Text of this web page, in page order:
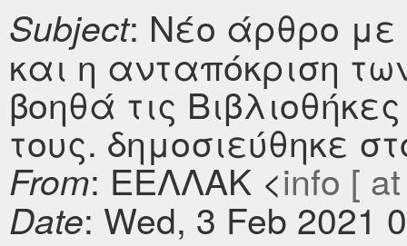
Subject: Νέο άρθρο
και η ανταπόκριση
βοηθά τις
τους. δημοσιεύθηκε
From: ΕΕΛΛΑΚ <info [
Date: Wed, 3 Feb 2021